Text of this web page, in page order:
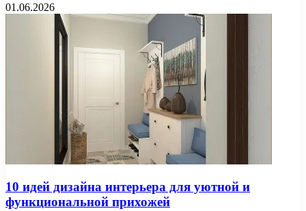
01.06.2026
10 идей дизайна интерьера для уютной и
функциональной прихожей